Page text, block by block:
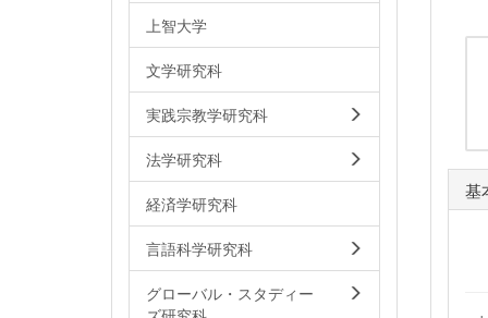
基
上智大学
文学研究科
実践宗教学研究科
法学研究科
経済学研究科
言語科学研究科
グローバル・スタディー